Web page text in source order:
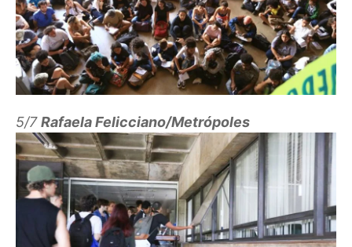
5/7Rafaela Felicciano/Metrópoles